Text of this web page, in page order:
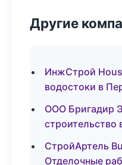
Другие
ИнжСтрой
водостоки в
ООО Бригадир
строительство
СтройАртель
Отделочные